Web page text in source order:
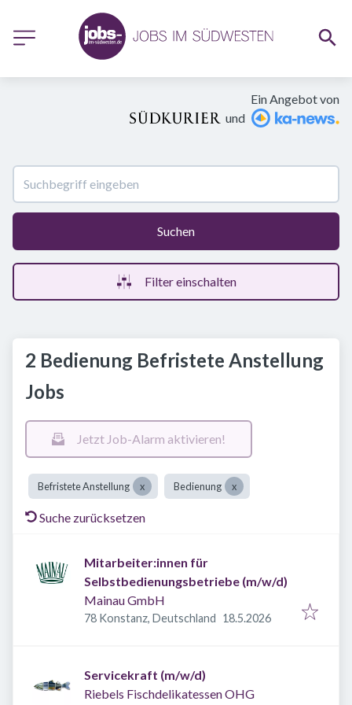
Ein Angebot von
und
Suchen
Filter einschalten
2 Bedienung Befristete Anstellung
Jobs
Jetzt Job-Alarm aktivieren!
Befristete Anstellung Bedienung
Suche zurücksetzen
Mitarbeiter:innen für
Selbstbedienungsbetriebe (m/w/d)
Mainau GmbH
78 Konstanz, Deutschland Veröffentlicht
18.5.2026
Servicekraft (m/w/d)
Riebels Fischdelikatessen OHG